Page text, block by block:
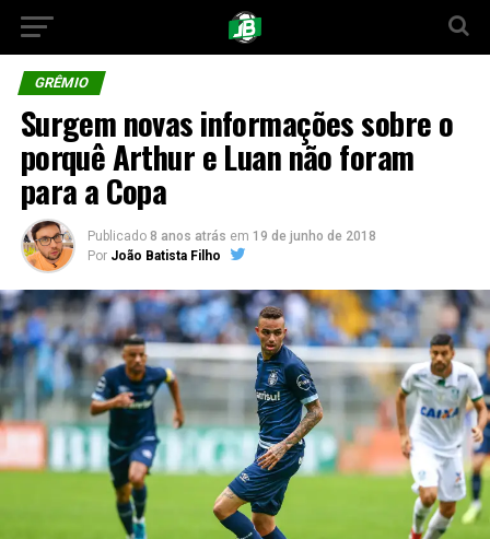
GRÊMIO
Surgem novas informações sobre o
porquê Arthur e Luan não foram
para a Copa
Publicado 8 anos atrás em 19 de junho de 2018
Por João Batista Filho